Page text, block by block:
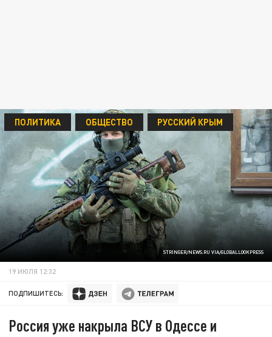
STRINGER/NEWS.RU VIA/GLOBALLOOKPRESS
ПОЛИТИКА ОБЩЕСТВО РУССКИЙ КРЫМ
19 ИЮЛЯ 12:32
ПОДПИШИТЕСЬ:
Россия уже накрыла ВСУ в Одессе и